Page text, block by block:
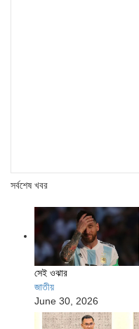
সর্বশেষ খবর
সেই ওঝার
জাতীয়
June 30, 2026